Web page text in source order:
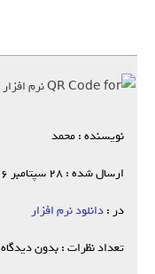
نویسنده : محمد
ارسال شده : 28 سپتامبر 2016
در :دانلود نرم افزار
تعداد نظرات : بدون دیدگاه